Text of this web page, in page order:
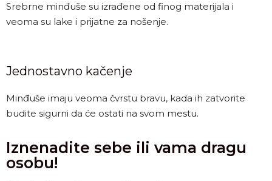
Srebrne minđuše su izrađene od finog materijala i
veoma su lake i prijatne za nošenje.
Jednostavno kačenje
Minđuše imaju veoma čvrstu bravu, kada ih zatvorite
budite sigurni da će ostati na svom mestu.
Iznenadite sebe ili vama dragu
osobu!